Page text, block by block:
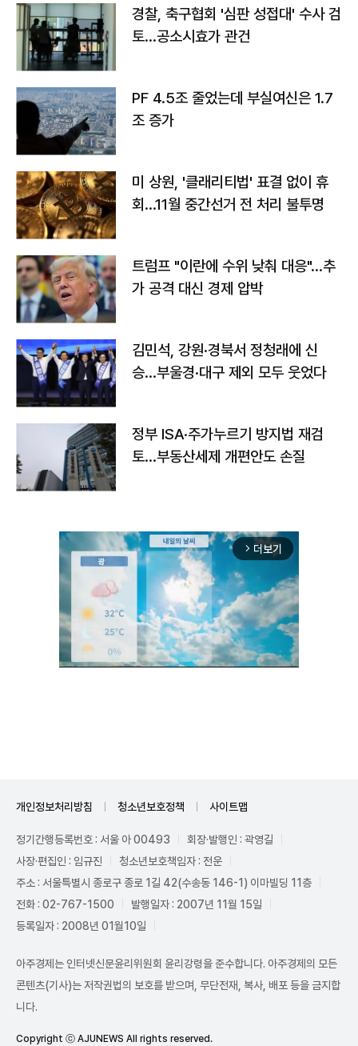
경찰, 축구협회 '심판 성접대' 수사 검
토…공소시효가 관건
PF 4.5조 줄었는데 부실여신은 1.7
조 증가
미 상원, '클래리티법' 표결 없이 휴
회…11월 중간선거 전 처리 불투명
트럼프 "이란에 수위 낮춰 대응"…추
가 공격 대신 경제 압박
김민석, 강원·경북서 정청래에 신
승…부울경·대구 제외 모두 웃었다
정부 ISA·주가누르기 방지법 재검
토…부동산세제 개편안도 손질
arrow_forward_ios 더보기
개인정보처리방침 청소년보호정책 사이트맵
정기간행등록번호 : 서울 아 00493
회장·발행인 : 곽영길
사장·편집인 : 임규진
청소년보호책임자 : 전운
주소 : 서울특별시 종로구 종로 1길 42(수송동 146-1) 이마빌딩 11층
전화 : 02-767-1500
발행일자 : 2007년 11월 15일
등록일자 : 2008년 01월10일
아주경제는 인터넷신문윤리위원회 윤리강령을 준수합니다. 아주경제의 모든
콘텐츠(기사)는 저작권법의 보호를 받으며, 무단전재, 복사, 배포 등을 금지합
니다.
Copyright ⓒ AJUNEWS All rights reserved.